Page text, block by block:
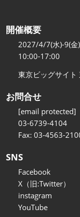
開催概要
2027/4/7(水)-9(金)
10:00-17:00
東京ビッグサイト
お問合せ
[email protected]
03-6739-4104
Fax: 03-4563-
SNS
Facebook
X（旧:Twitter）
instagram
YouTube